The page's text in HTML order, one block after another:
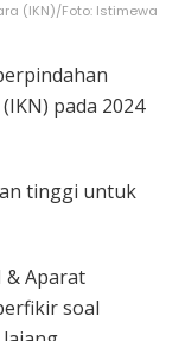
(IKN)/Foto: Istimewa
pada 2024
tinggi untuk
& Aparat
soal